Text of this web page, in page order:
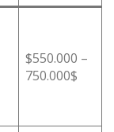
$550.000 –
750.000$